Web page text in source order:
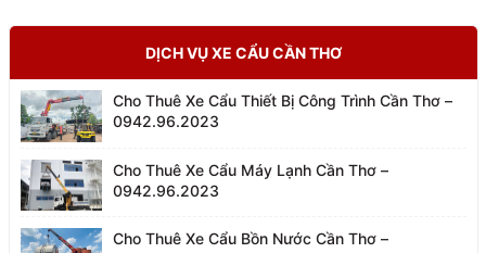
DỊCH VỤ XE CẨU CẦN THƠ
Cho Thuê Xe Cẩu Thiết Bị Công Trình Cần Thơ –
0942.96.2023
Cho Thuê Xe Cẩu Máy Lạnh Cần Thơ –
0942.96.2023
Cho Thuê Xe Cẩu Bồn Nước Cần Thơ –